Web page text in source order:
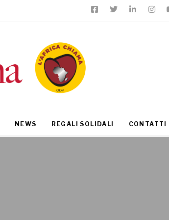
NEWS REGALI SOLIDALI CONTATTI